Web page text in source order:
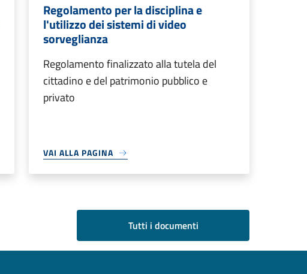
Regolamento per la disciplina e
l'utilizzo dei sistemi di video
sorveglianza
Regolamento finalizzato alla tutela del
cittadino e del patrimonio pubblico e
privato
VAI ALLA PAGINA
Tutti i documenti